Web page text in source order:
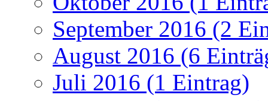
September 2016 (2
August 2016 (6
Juli 2016 (1 Eintrag)